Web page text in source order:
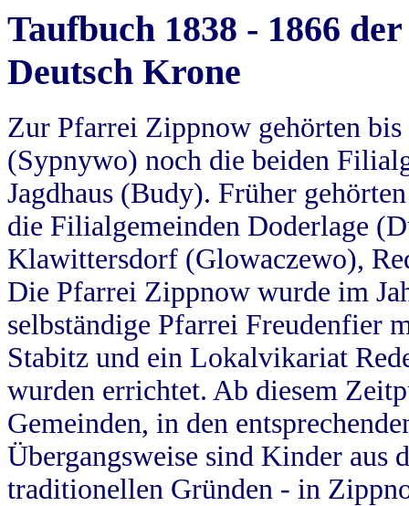
Taufbuch 1838 - 1866
Deutsch Krone
Zur Pfarrei Zippnow gehörten
(Sypnywo) noch die beiden
Jagdhaus (Budy). Früher
die Filialgemeinden Doderlage
Klawittersdorf (Glowaczewo),
Die Pfarrei Zippnow wurde im
selbständige Pfarrei Freudenfier
Stabitz und ein Lokalvikariat
wurden errichtet. Ab diesem
Gemeinden, in den
Übergangsweise sind Kinder aus
traditionellen Gründen - in